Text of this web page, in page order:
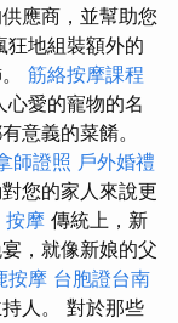
應商，並幫助您
狂地組裝額外的
筋絡按摩課程
愛的寵物的名
意義的菜餚。
師證照 戶外婚禮
您的家人來說更
按摩 傳統上，新
，就像新娘的父
按摩 台胞證台南
人。 對於那些